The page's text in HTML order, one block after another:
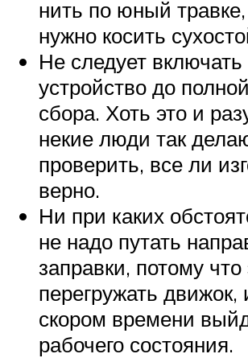
нить по юный
нужно косить
Не следует включать
устройство до
сбора. Хоть это и
некие люди так
проверить, все ли
верно.
Ни при каких
не надо путать
заправки, потому что
перегружать движок,
скором времени
рабочего состояния.